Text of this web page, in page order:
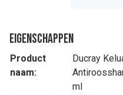
Eigenschappen
Product
naam:
Ducray
ml